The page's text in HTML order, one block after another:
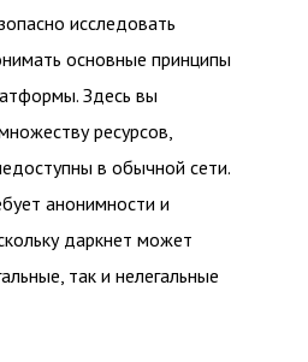
исследовать
основные принципы
Здесь вы
ресурсов,
в обычной сети.
анонимности и
даркнет может
так и нелегальные